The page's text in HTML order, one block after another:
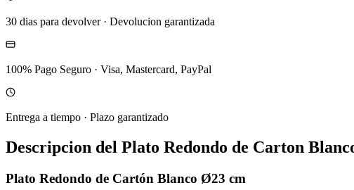
30 dias para devolver· Devolucion garantizada
100% Pago Seguro · Visa, Mastercard, PayPal
Entrega a tiempo · Plazo garantizado
Descripcion del Plato Redondo de Carton
Plato Redondo de Cartón Blanco Ø23 cm